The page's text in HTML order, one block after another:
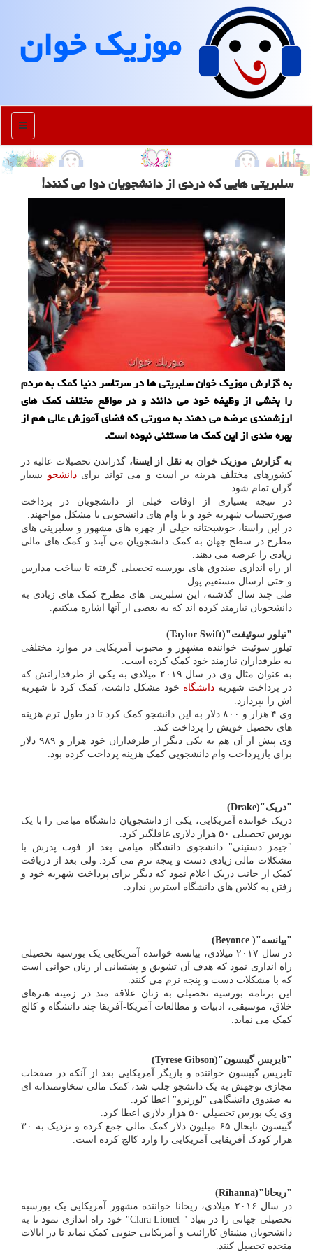
موزیك خوان
منو
سلبریتی هایی كه دردی از دانشجویان دوا می كنند!
به گزارش موزیک خوان سلبریتی ها در سرتاسر دنیا کمک به مردم
را بخشی از وظیفه خود می دانند و در مواقع مختلف کمک های
ارزشمندی عرضه می دهند به صورتی که فضای آموزش عالی هم از
بهره مندی از این کمک ها مستثنی نبوده است.
به گزارش موزیک خوان به نقل از ایسنا، گذراندن تحصیلات عالیه در
کشورهای مختلف هزینه بر است و می تواند برایدانشجو بسیار
گران تمام شود.
در نتیجه بسیاری از اوقات خیلی از دانشجویان در پرداخت
صورتحساب شهریه خود و یا وام های دانشجویی با مشکل مواجهند.
در این راستا، خوشبختانه خیلی از چهره های مشهور و سلبریتی های
مطرح در سطح جهان به کمک دانشجویان می آیند و کمک های مالی
زیادی را عرضه می دهند.
از راه اندازی صندوق های بورسیه تحصیلی گرفته تا ساخت مدارس
و حتی ارسال مستقیم پول.
طی چند سال گذشته، این سلبریتی های مطرح کمک های زیادی به
دانشجویان نیازمند کرده اند که به بعضی از آنها اشاره میکنیم.
"تیلور سوئیفت"(Taylor Swift)
تیلور سوئیت خواننده مشهور و محبوب آمریکایی در موارد مختلفی
به طرفداران نیازمند خود کمک کرده است.
به عنوان مثال وی در سال ۲۰۱۹ میلادی به یکی از طرفدارانش که
در پرداخت شهریه دانشگاه خود مشکل داشت، کمک کرد تا شهریه
اش را بپردازد.
وی ۴ هزار و ۸۰۰ دلار به این دانشجو کمک کرد تا در طول ترم هزینه
های تحصیل خویش را پرداخت کند.
وی پیش از آن هم به یکی دیگر از طرفداران خود هزار و ۹۸۹ دلار
برای بازپرداخت وام دانشجویی کمک هزینه پرداخت کرده بود.
"دریک"(Drake)
دریک خواننده آمریکایی، یکی از دانشجویان دانشگاه میامی را با یک
بورس تحصیلی ۵۰ هزار دلاری غافلگیر کرد.
"جیمز دستینی" دانشجوی دانشگاه میامی بعد از فوت پدرش با
مشکلات مالی زیادی دست و پنجه نرم می کرد. ولی بعد از دریافت
کمک از جانب دریک اعلام نمود که دیگر برای پرداخت شهریه خود و
رفتن به کلاس های دانشگاه استرس ندارد.
"بیانسه"( Beyonce)
در سال ۲۰۱۷ میلادی، بیانسه خواننده آمریکایی یک بورسیه تحصیلی
راه اندازی نمود که هدف آن تشویق و پشتیبانی از زنان جوانی است
که با مشکلات دست و پنجه نرم می کنند.
این برنامه بورسیه تحصیلی به زنان علاقه مند در زمینه هنرهای
خلاق، موسیقی، ادبیات و مطالعات آمریکا-آفریقا چند دانشگاه و کالج
کمک می نماید.
"تایریس گیبسون"(Tyrese Gibson)
تایریس گیبسون خواننده و بازیگر آمریکایی بعد از آنکه در صفحات
مجازی توجهش به یک دانشجو جلب شد، کمک مالی سخاوتمندانه ای
به صندوق دانشگاهی "لورنزو" اعطا کرد.
وی یک بورس تحصیلی ۵۰ هزار دلاری اعطا کرد.
گیبسون تابحال ۶۵ میلیون دلار کمک مالی جمع کرده و نزدیک به ۳۰
هزار کودک آفریقایی آمریکایی را وارد کالج کرده است.
"ریحانا"(Rihanna)
در سال ۲۰۱۶ میلادی، ریحانا خواننده مشهور آمریکایی یک بورسیه
تحصیلی جهانی را در بنیاد " Clara Lionel" خود راه اندازی نمود تا به
دانشجویان مشتاق کارائیب و آمریکایی جنوبی کمک نماید تا در ایالات
متحده تحصیل کنند.